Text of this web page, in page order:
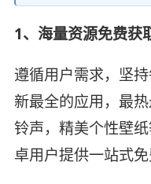
1、海量资源免费获
遵循用户需求，坚
新最全的应用，最
铃声，精美个性壁
卓用户提供一站式